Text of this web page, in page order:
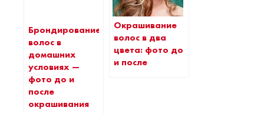
Брондирование
волос в
домашних
условиях —
фото до и
после
окрашивания
Окрашивание
волос в два
цвета: фото до
и после